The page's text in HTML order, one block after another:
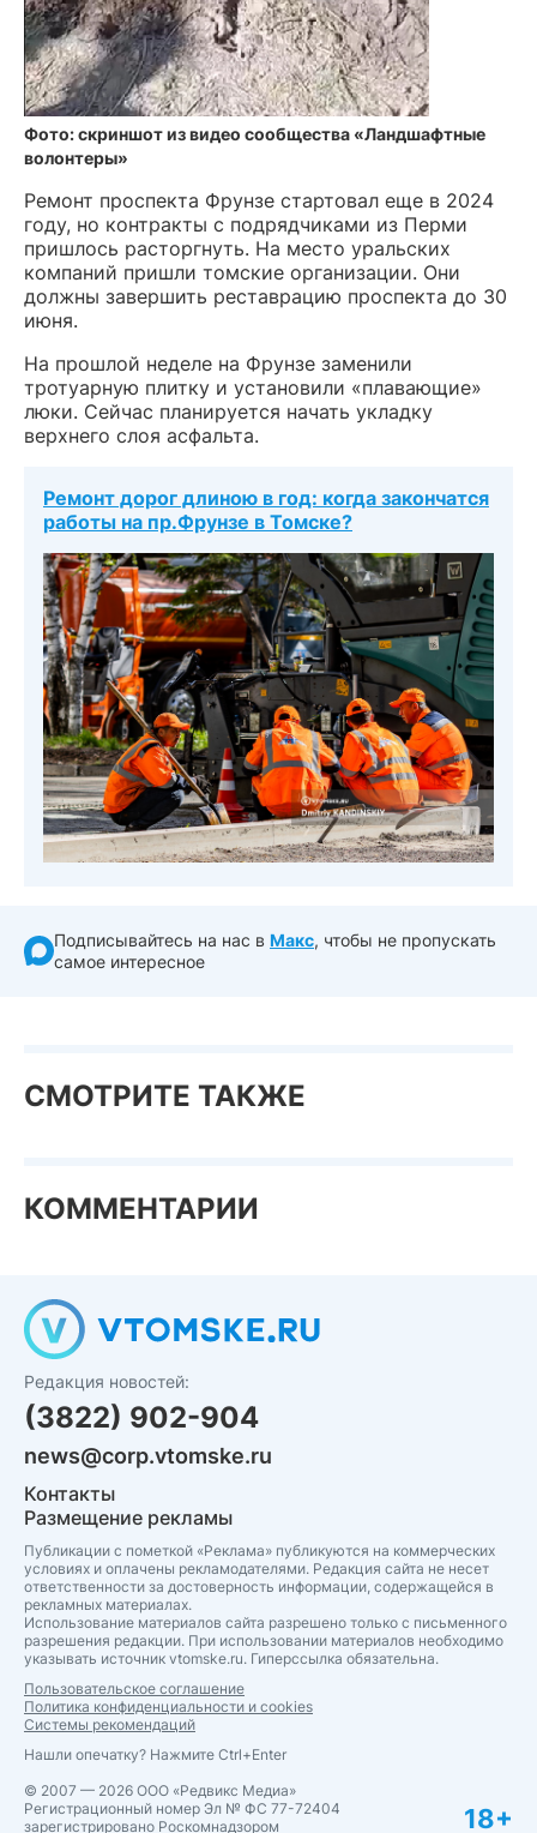
Фото: скриншот из видео сообщества «Ландшафтные
волонтеры»
Ремонт проспекта Фрунзе стартовал еще в 2024
году, но контракты с подрядчиками из Перми
пришлось расторгнуть. На место уральских
компаний пришли томские организации. Они
должны завершить реставрацию проспекта до 30
июня.
На прошлой неделе на Фрунзе заменили
тротуарную плитку и установили «плавающие»
люки. Сейчас планируется начать укладку
верхнего слоя асфальта.
Ремонт дорог длиною в год: когда закончатся
работы на пр.Фрунзе в Томске?
Подписывайтесь на нас в Макс, чтобы не пропускать
самое интересное
СМОТРИТЕ ТАКЖЕ
КОММЕНТАРИИ
Редакция новостей:
(3822) 902-904
news@corp.vtomske.ru
Контакты
Размещение рекламы
Публикации с пометкой «Реклама» публикуются на коммерческих
условиях и оплачены рекламодателями. Редакция сайта не несет
ответственности за достоверность информации, содержащейся в
рекламных материалах.
Использование материалов сайта разрешено только с письменного
разрешения редакции. При использовании материалов необходимо
указывать источник vtomske.ru. Гиперссылка обязательна.
Пользовательское соглашение
Политика конфиденциальности и cookies
Системы рекомендаций
Нашли опечатку? Нажмите Ctrl+Enter
© 2007 — 2026 ООО «Редвикс Медиа»
Регистрационный номер Эл № ФС 77-72404
зарегистрировано Роскомнадзором
18+